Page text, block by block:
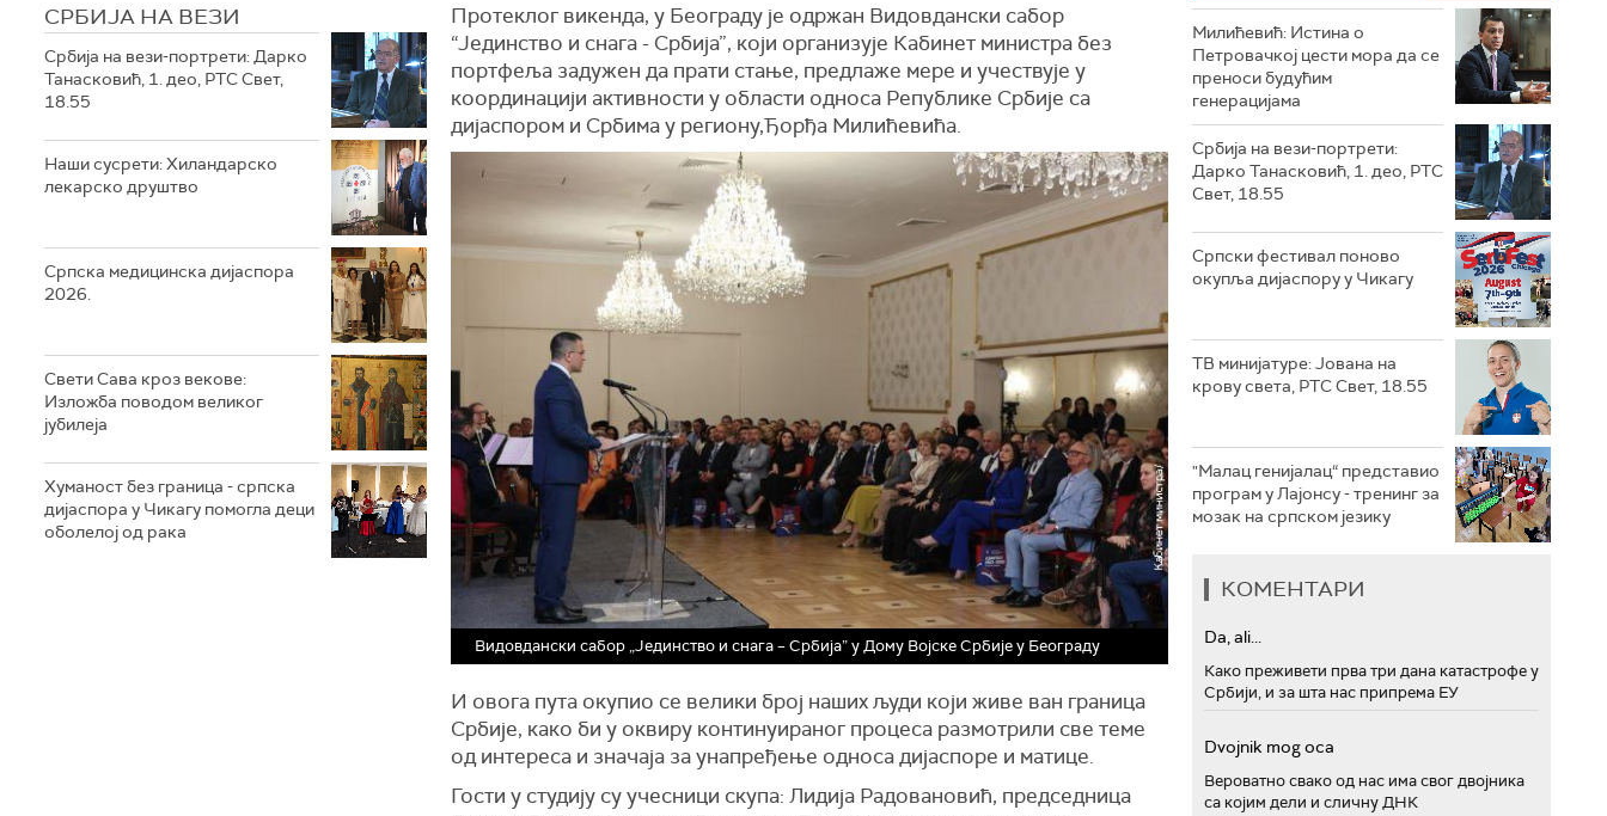
СРБИЈА НА ВЕЗИ
Србија на вези-портрети: Дарко
Танасковић, 1. део, РТС Свет,
18.55
Наши сусрети: Хиландарско
лекарско друштво
Српска медицинска дијаспора
2026.
Свети Сава кроз векове:
Изложба поводом великог
јубилеја
Хуманост без граница - српска
дијаспора у Чикагу помогла деци
оболелој од рака
Протеклог викенда, у Београду је одржан Видовдански сабор
“Јединство и снага - Србија”, који организује Кабинет министра без
портфеља задужен да прати стање, предлаже мере и учествује у
координацији активности у области односа Републике Србије са
дијаспором и Србима у региону,Ђорђa Милићевићa.
Видовдански сабор „Јединство и снага – Србија” у Дому Војске Србије у Београду
И овога пута окупио се велики број наших људи који живе ван граница
Србије, како би у оквиру континуираног процеса размотрили све теме
од интереса и значаја за унапређење односа дијаспоре и матице.
Гости у студију су учесници скупа: Лидија Радовановић, председница
Милићевић: Истина о
Петровачкој цести мора да се
преноси будућим
генерацијама
Србија на вези-портрети:
Дарко Танасковић, 1. део, РТС
Свет, 18.55
Српски фестивал поново
окупља дијаспору у Чикагу
ТВ минијатуре: Јована на
крову света, РТС Свет, 18.55
"Малац генијалац“ представио
програм у Лајонсу - тренинг за
мозак на српском језику
КОМЕНТАРИ
Da, ali...
Како преживети прва три дана катастрофе у
Србији, и за шта нас припрема ЕУ
Dvojnik mog oca
Вероватно свако од нас има свог двојника
са којим дели и сличну ДНК